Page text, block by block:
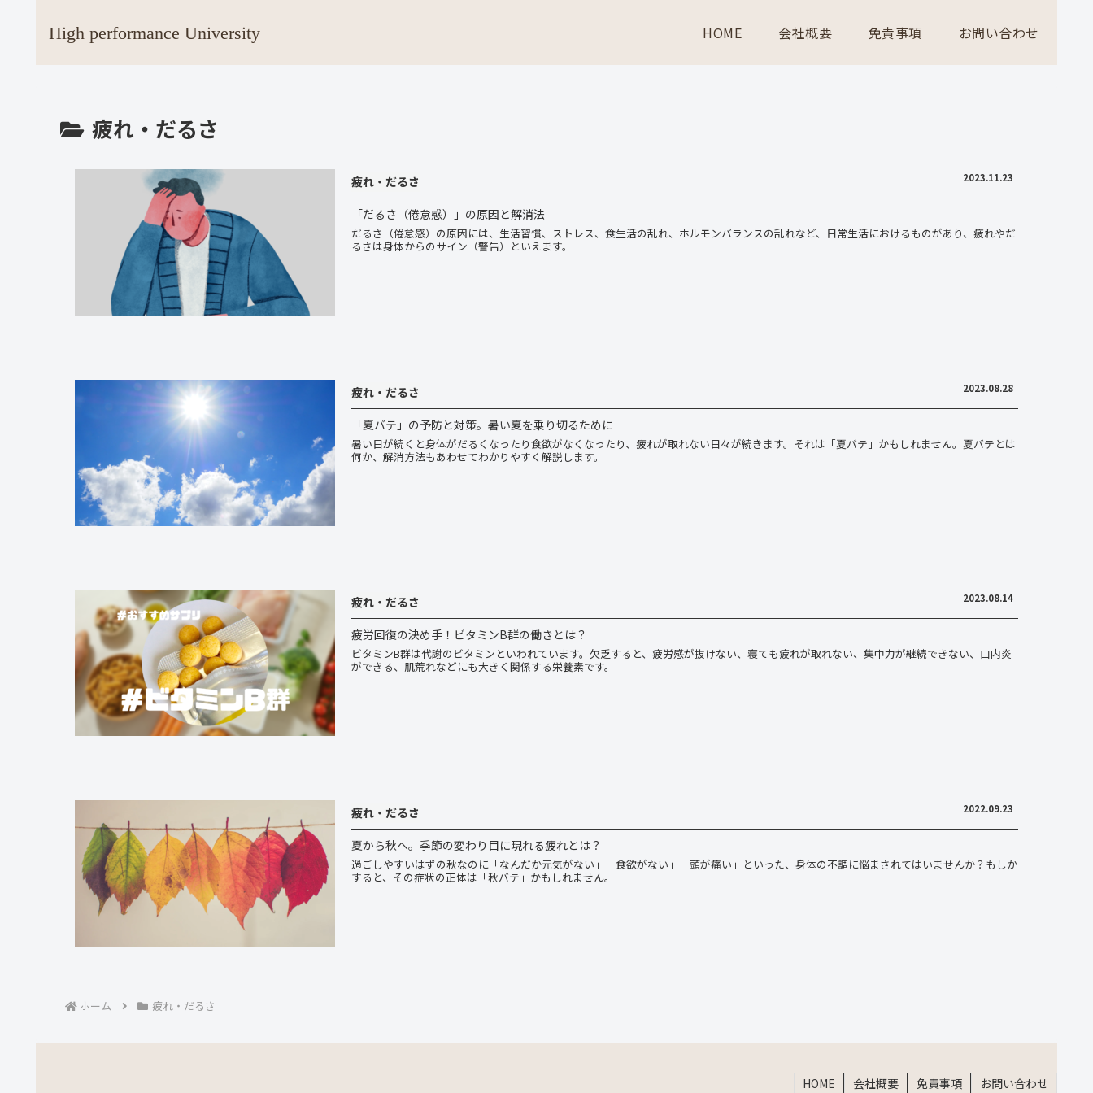
High performance University HOME 会社概要 免責事項 お問い合わせ
疲れ・だるさ
疲れ・だるさ 2023.11.23
「だるさ（倦怠感）」の原因と解消法
だるさ（倦怠感）の原因には、生活習慣、ストレス、食生活の乱れ、ホルモンバランスの乱れなど、日常生活におけるものがあり、疲れやだ
るさは身体からのサイン（警告）といえます。
疲れ・だるさ 2023.08.28
「夏バテ」の予防と対策。暑い夏を乗り切るために
暑い日が続くと身体がだるくなったり食欲がなくなったり、疲れが取れない日々が続きます。それは「夏バテ」かもしれません。夏バテとは
何か、解消方法もあわせてわかりやすく解説します。
疲れ・だるさ 2023.08.14
疲労回復の決め手！ビタミンB群の働きとは？
ビタミンB群は代謝のビタミンといわれています。欠乏すると、疲労感が抜けない、寝ても疲れが取れない、集中力が継続できない、口内炎
ができる、肌荒れなどにも大きく関係する栄養素です。
疲れ・だるさ 2022.09.23
夏から秋へ。季節の変わり目に現れる疲れとは？
過ごしやすいはずの秋なのに「なんだか元気がない」「食欲がない」「頭が痛い」といった、身体の不調に悩まされてはいませんか？もしか
すると、その症状の正体は「秋バテ」かもしれません。
ホーム 疲れ・だるさ
HOME 会社概要 免責事項 お問い合わせ